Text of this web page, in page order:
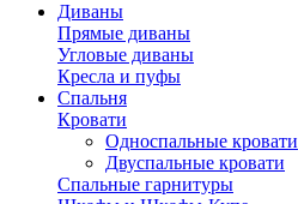
Диваны
Прямые диваны
Угловые диваны
Кресла и пуфы
Спальня
Кровати
Односпальные кровати
Двуспальные кровати
Спальные гарнитуры